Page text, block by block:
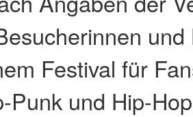
Festival für
Punk und Hip-